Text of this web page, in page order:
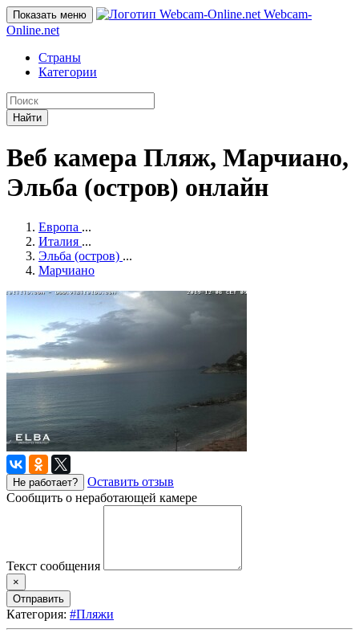
Показать меню
Webcam-
Online.net
Страны
Категории
Найти
Веб камера Пляж, Марчиано,
Эльба (остров) онлайн
Европа ...
Италия ...
Эльба (остров) ...
Марчиано
Не работает?
Оставить отзыв
Сообщить о неработающей камере
Текст сообщения
×
Отправить
Категория: #Пляжи